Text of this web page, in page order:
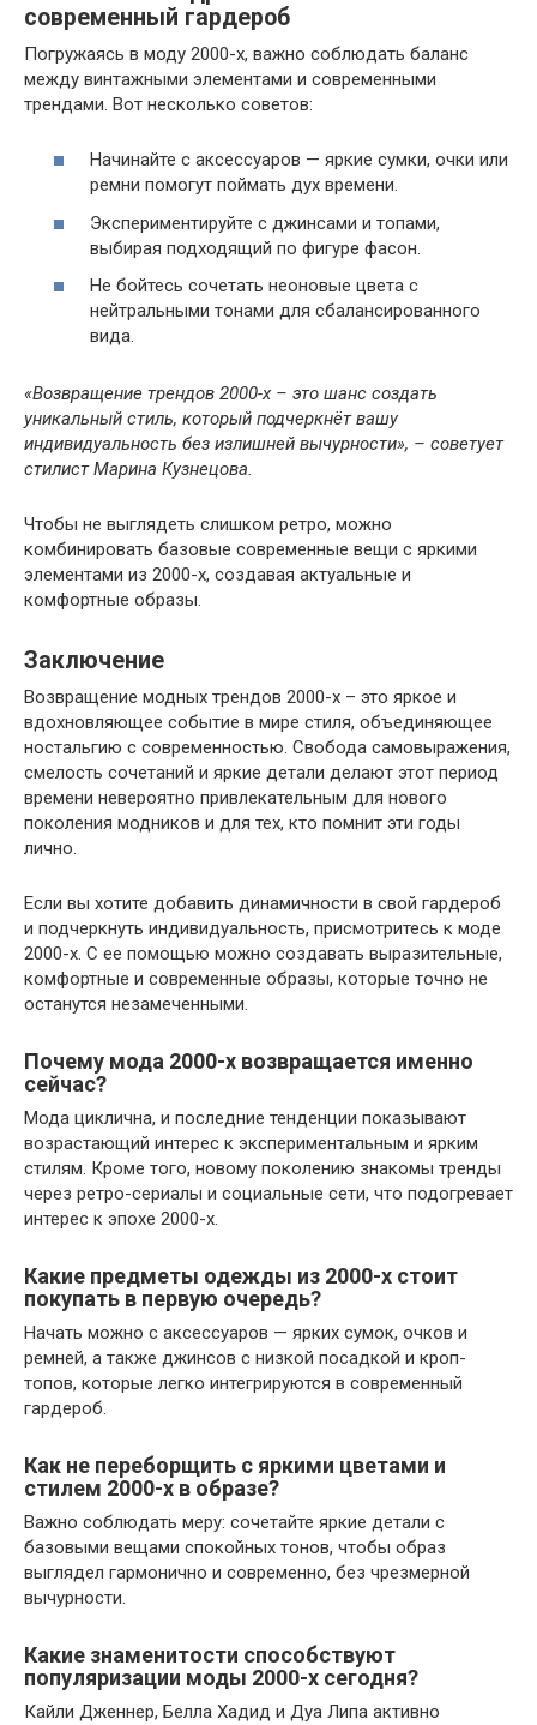
современный гардероб
Погружаясь в моду 2000-х, важно соблюдать баланс
между винтажными элементами и современными
трендами. Вот несколько советов:
Начинайте с аксессуаров — яркие сумки, очки или
ремни помогут поймать дух времени.
Экспериментируйте с джинсами и топами,
выбирая подходящий по фигуре фасон.
Не бойтесь сочетать неоновые цвета с
нейтральными тонами для сбалансированного
вида.
«Возвращение трендов 2000-х – это шанс создать
уникальный стиль, который подчеркнёт вашу
индивидуальность без излишней вычурности», – советует
стилист Марина Кузнецова.
Чтобы не выглядеть слишком ретро, можно
комбинировать базовые современные вещи с яркими
элементами из 2000-х, создавая актуальные и
комфортные образы.
Заключение
Возвращение модных трендов 2000-х – это яркое и
вдохновляющее событие в мире стиля, объединяющее
ностальгию с современностью. Свобода самовыражения,
смелость сочетаний и яркие детали делают этот период
времени невероятно привлекательным для нового
поколения модников и для тех, кто помнит эти годы
лично.
Если вы хотите добавить динамичности в свой гардероб
и подчеркнуть индивидуальность, присмотритесь к моде
2000-х. С ее помощью можно создавать выразительные,
комфортные и современные образы, которые точно не
останутся незамеченными.
Почему мода 2000-х возвращается именно
сейчас?
Мода циклична, и последние тенденции показывают
возрастающий интерес к экспериментальным и ярким
стилям. Кроме того, новому поколению знакомы тренды
через ретро-сериалы и социальные сети, что подогревает
интерес к эпохе 2000-х.
Какие предметы одежды из 2000-х стоит
покупать в первую очередь?
Начать можно с аксессуаров — ярких сумок, очков и
ремней, а также джинсов с низкой посадкой и кроп-
топов, которые легко интегрируются в современный
гардероб.
Как не переборщить с яркими цветами и
стилем 2000-х в образе?
Важно соблюдать меру: сочетайте яркие детали с
базовыми вещами спокойных тонов, чтобы образ
выглядел гармонично и современно, без чрезмерной
вычурности.
Какие знаменитости способствуют
популяризации моды 2000-х сегодня?
Кайли Дженнер, Белла Хадид и Дуa Липа активно